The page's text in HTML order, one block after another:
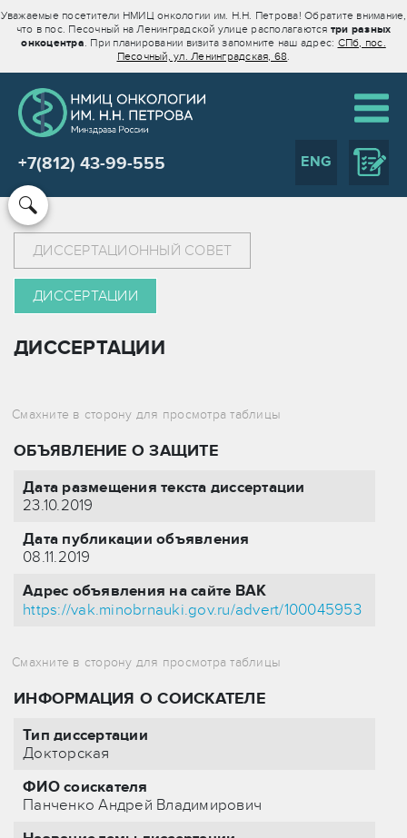
Уважаемые посетители НМИЦ онкологии им. Н.Н. Петрова! Обратите внимание,
что в пос. Песочный на Ленинградской улице располагаются три разных
онкоцентра. При планировании визита запомните наш адрес: СПб, пос.
Песочный, ул. Ленинградская, 68.
+7(812) 43-99-555 ENG
ДИССЕРТАЦИОННЫЙ СОВЕТ
ДИССЕРТАЦИИ
ДИССЕРТАЦИИ
ОБЪЯВЛЕНИЕ О ЗАЩИТЕ
Дата размещения текста диссертации
23.10.2019
Дата публикации объявления
08.11.2019
Адрес объявления на сайте ВАК
https://vak.minobrnauki.gov.ru/advert/100045953
ИНФОРМАЦИЯ О СОИСКАТЕЛЕ
Тип диссертации
Докторская
ФИО соискателя
Панченко Андрей Владимирович